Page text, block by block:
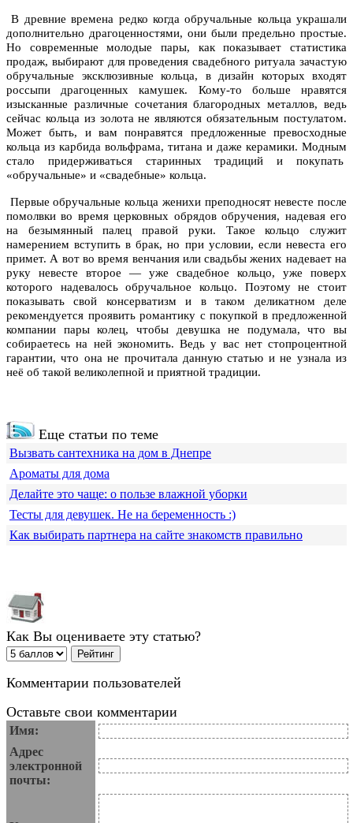
В древние времена редко когда обручальные кольца украшали
дополнительно драгоценностями, они были предельно простые.
Но современные молодые пары, как показывает статистика
продаж, выбирают для проведения свадебного ритуала зачастую
обручальные эксклюзивные кольца, в дизайн которых входят
россыпи драгоценных камушек. Кому-то больше нравятся
изысканные различные сочетания благородных металлов, ведь
сейчас кольца из золота не являются обязательным постулатом.
Может быть, и вам понравятся предложенные превосходные
кольца из карбида вольфрама, титана и даже керамики. Модным
стало придерживаться старинных традиций и покупать
«обручальные» и «свадебные» кольца.
Первые обручальные кольца женихи преподносят невесте после
помолвки во время церковных обрядов обручения, надевая его
на безымянный палец правой руки. Такое кольцо служит
намерением вступить в брак, но при условии, если невеста его
примет. А вот во время венчания или свадьбы жених надевает на
руку невесте второе — уже свадебное кольцо, уже поверх
которого надевалось обручальное кольцо. Поэтому не стоит
показывать свой консерватизм и в таком деликатном деле
рекомендуется проявить романтику с покупкой в предложенной
компании пары колец, чтобы девушка не подумала, что вы
собираетесь на ней экономить. Ведь у вас нет стопроцентной
гарантии, что она не прочитала данную статью и не узнала из
неё об такой великолепной и приятной традиции.
Еще статьи по теме
Вызвать сантехника на дом в Днепре
Ароматы для дома
Делайте это чаще: о пользе влажной уборки
Тесты для девушек. Не на беременность :)
Как выбирать партнера на сайте знакомств правильно
Как Вы оцениваете эту статью?
Комментарии пользователей
Оставьте свои комментарии
Имя:
Адрес
электронной
почты: